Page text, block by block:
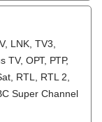
LNK, TV3,
TV, ОРТ, РТР,
RTL, RTL 2,
Super Channel